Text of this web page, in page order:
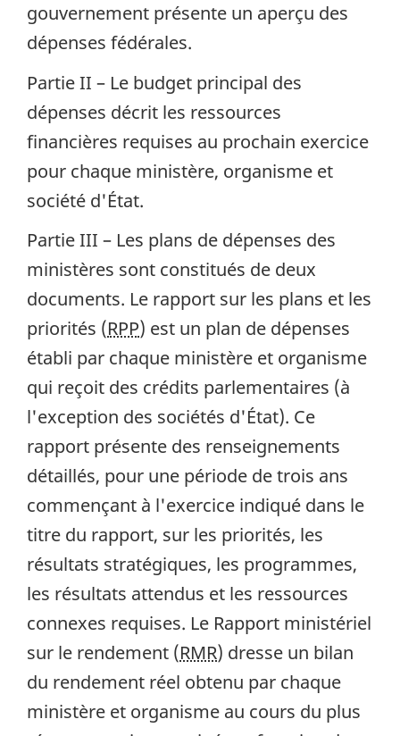
gouvernement présente un aperçu des
dépenses fédérales.
Partie II – Le budget principal des
dépenses décrit les ressources
financières requises au prochain exercice
pour chaque ministère, organisme et
société d'État.
Partie III – Les plans de dépenses des
ministères sont constitués de deux
documents. Le rapport sur les plans et les
priorités (RPP) est un plan de dépenses
établi par chaque ministère et organisme
qui reçoit des crédits parlementaires (à
l'exception des sociétés d'État). Ce
rapport présente des renseignements
détaillés, pour une période de trois ans
commençant à l'exercice indiqué dans le
titre du rapport, sur les priorités, les
résultats stratégiques, les programmes,
les résultats attendus et les ressources
connexes requises. Le Rapport ministériel
sur le rendement (RMR) dresse un bilan
du rendement réel obtenu par chaque
ministère et organisme au cours du plus